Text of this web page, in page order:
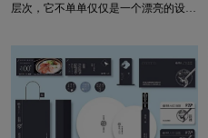
层次，它不单单仅仅是一个漂亮的设
形式，可是从网络的概念而言，都能变
为企业传递核心理念、提高品牌知名度
还有坚定理想信念品牌形象的方便快捷
渠道。那么vi怎么设计呢？